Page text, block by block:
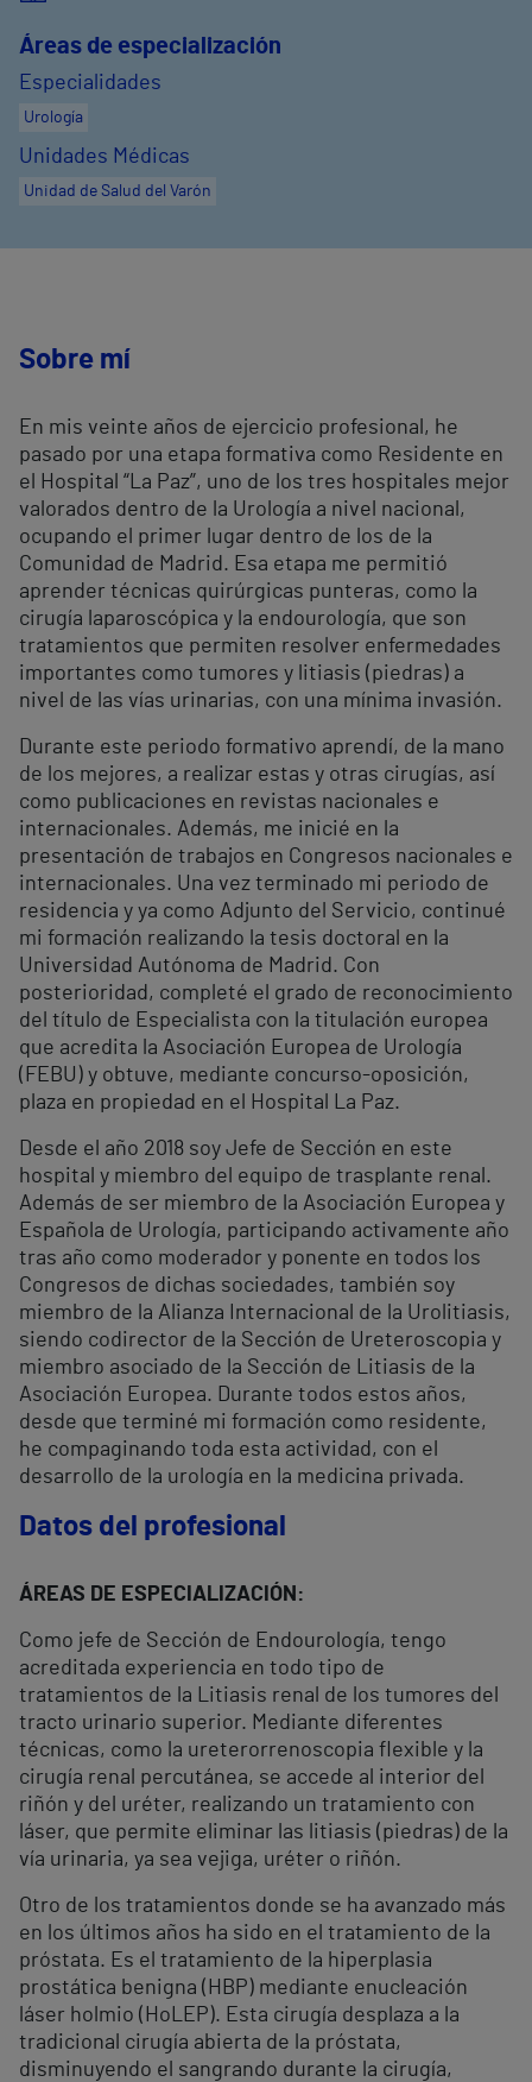
Áreas de especialización
Especialidades
Urología
Unidades Médicas
Unidad de Salud del Varón
Sobre mí
En mis veinte años de ejercicio profesional, he
pasado por una etapa formativa como Residente en
el Hospital “La Paz”, uno de los tres hospitales mejor
valorados dentro de la Urología a nivel nacional,
ocupando el primer lugar dentro de los de la
Comunidad de Madrid. Esa etapa me permitió
aprender técnicas quirúrgicas punteras, como la
cirugía laparoscópica y la endourología, que son
tratamientos que permiten resolver enfermedades
importantes como tumores y litiasis (piedras) a
nivel de las vías urinarias, con una mínima invasión.
Durante este periodo formativo aprendí, de la mano
de los mejores, a realizar estas y otras cirugías, así
como publicaciones en revistas nacionales e
internacionales. Además, me inicié en la
presentación de trabajos en Congresos nacionales e
internacionales. Una vez terminado mi periodo de
residencia y ya como Adjunto del Servicio, continué
mi formación realizando la tesis doctoral en la
Universidad Autónoma de Madrid. Con
posterioridad, completé el grado de reconocimiento
del título de Especialista con la titulación europea
que acredita la Asociación Europea de Urología
(FEBU) y obtuve, mediante concurso-oposición,
plaza en propiedad en el Hospital La Paz.
Desde el año 2018 soy Jefe de Sección en este
hospital y miembro del equipo de trasplante renal.
Además de ser miembro de la Asociación Europea y
Española de Urología, participando activamente año
tras año como moderador y ponente en todos los
Congresos de dichas sociedades, también soy
miembro de la Alianza Internacional de la Urolitiasis,
siendo codirector de la Sección de Ureteroscopia y
miembro asociado de la Sección de Litiasis de la
Asociación Europea. Durante todos estos años,
desde que terminé mi formación como residente,
he compaginando toda esta actividad, con el
desarrollo de la urología en la medicina privada.
Datos del profesional
ÁREAS DE ESPECIALIZACIÓN:
Como jefe de Sección de Endourología, tengo
acreditada experiencia en todo tipo de
tratamientos de la Litiasis renal de los tumores del
tracto urinario superior. Mediante diferentes
técnicas, como la ureterorrenoscopia flexible y la
cirugía renal percutánea, se accede al interior del
riñón y del uréter, realizando un tratamiento con
láser, que permite eliminar las litiasis (piedras) de la
vía urinaria, ya sea vejiga, uréter o riñón.
Otro de los tratamientos donde se ha avanzado más
en los últimos años ha sido en el tratamiento de la
próstata. Es el tratamiento de la hiperplasia
prostática benigna (HBP) mediante enucleación
láser holmio (HoLEP). Esta cirugía desplaza a la
tradicional cirugía abierta de la próstata,
disminuyendo el sangrando durante la cirugía,